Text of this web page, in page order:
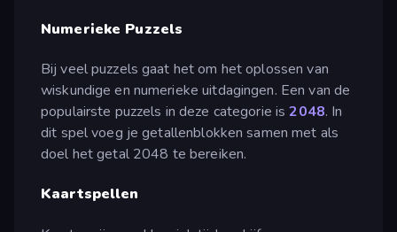
Numerieke Puzzels
Bij veel puzzels gaat het om het oplossen van
wiskundige en numerieke uitdagingen. Een van de
populairste puzzels in deze categorie is2048. In
dit spel voeg je getallenblokken samen met als
doel het getal 2048 te bereiken.
Kaartspellen